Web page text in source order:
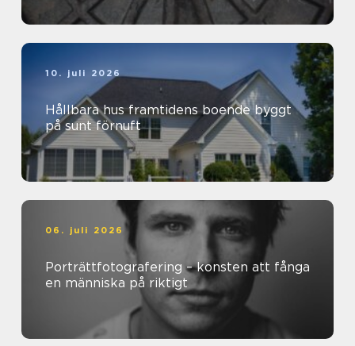
10. juli 2026
Hållbara hus framtidens boende byggt
på sunt förnuft
06. juli 2026
Porträttfotografering – konsten att fånga
en människa på riktigt